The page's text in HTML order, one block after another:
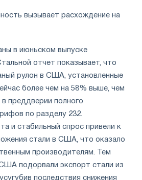
вызывает расхождение на
в июньском выпуске
отчет показывает, что
рулон в США, установленные
более чем на 58% выше, чем
в преддверии полного
по разделу 232.
и стабильный спрос привели к
стали в США, что оказало
производителям. Тем
подорвали экспорт стали из
последствия снижения